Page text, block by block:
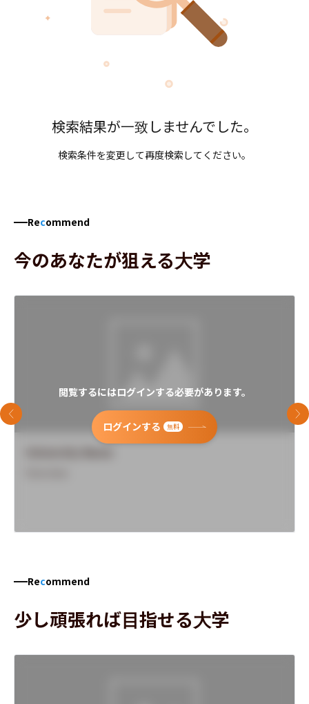
検索結果が一致しませんでした。
検索条件を変更して再度検索してください。
Recommend
今のあなたが狙える大学
閲覧するにはログインする必要があります。
ログインする 無料
前のスライド 次
Recommend
少し頑張れば目指せる大学